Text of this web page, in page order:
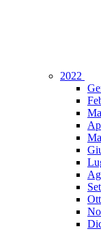
2022